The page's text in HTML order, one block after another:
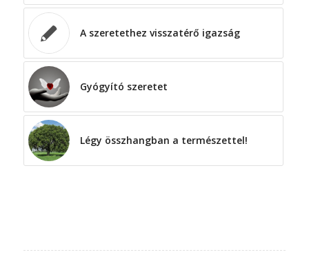
A szeretethez visszatérő igazság
Gyógyító szeretet
Légy összhangban a természettel!